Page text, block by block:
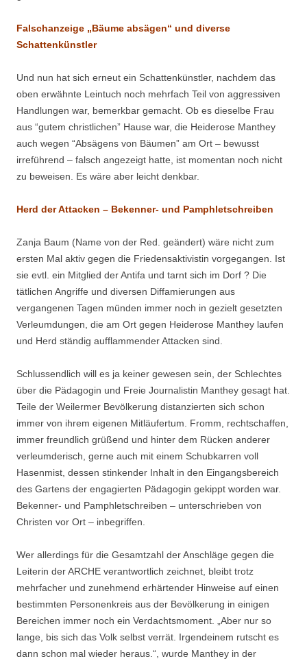
Falschanzeige „Bäume absägen“ und diverse
Schattenkünstler
Und nun hat sich erneut ein Schattenkünstler, nachdem das
oben erwähnte Leintuch noch mehrfach Teil von aggressiven
Handlungen war, bemerkbar gemacht. Ob es dieselbe Frau
aus “gutem christlichen” Hause war, die Heiderose Manthey
auch wegen “Absägens von Bäumen” am Ort – bewusst
irreführend – falsch angezeigt hatte, ist momentan noch nicht
zu beweisen. Es wäre aber leicht denkbar.
Herd der Attacken – Bekenner- und Pamphletschreiben
Zanja Baum (Name von der Red. geändert) wäre nicht zum
ersten Mal aktiv gegen die Friedensaktivistin vorgegangen. Ist
sie evtl. ein Mitglied der Antifa und tarnt sich im Dorf ? Die
tätlichen Angriffe und diversen Diffamierungen aus
vergangenen Tagen münden immer noch in gezielt gesetzten
Verleumdungen, die am Ort gegen Heiderose Manthey laufen
und Herd ständig aufflammender Attacken sind.
Schlussendlich will es ja keiner gewesen sein, der Schlechtes
über die Pädagogin und Freie Journalistin Manthey gesagt hat.
Teile der Weilermer Bevölkerung distanzierten sich schon
immer von ihrem eigenen Mitläufertum. Fromm, rechtschaffen,
immer freundlich grüßend und hinter dem Rücken anderer
verleumderisch, gerne auch mit einem Schubkarren voll
Hasenmist, dessen stinkender Inhalt in den Eingangsbereich
des Gartens der engagierten Pädagogin gekippt worden war.
Bekenner- und Pamphletschreiben – unterschrieben von
Christen vor Ort – inbegriffen.
Wer allerdings für die Gesamtzahl der Anschläge gegen die
Leiterin der ARCHE verantwortlich zeichnet, bleibt trotz
mehrfacher und zunehmend erhärtender Hinweise auf einen
bestimmten Personenkreis aus der Bevölkerung in einigen
Bereichen immer noch ein Verdachtsmoment. „Aber nur so
lange, bis sich das Volk selbst verrät. Irgendeinem rutscht es
dann schon mal wieder heraus.“, wurde Manthey in der